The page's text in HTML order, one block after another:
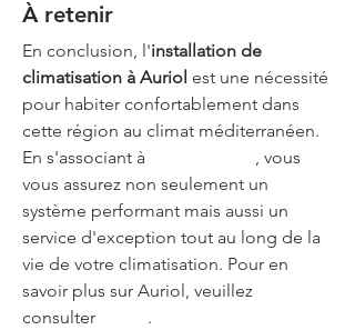
À retenir
En conclusion, l'installation de
climatisation à Auriol est une nécessité
pour habiter confortablement dans
cette région au climat méditerranéen.
En s'associant à
, vous
vous assurez non seulement un
système performant mais aussi un
service d'exception tout au long de la
vie de votre climatisation. Pour en
savoir plus sur Auriol, veuillez
consulter
.